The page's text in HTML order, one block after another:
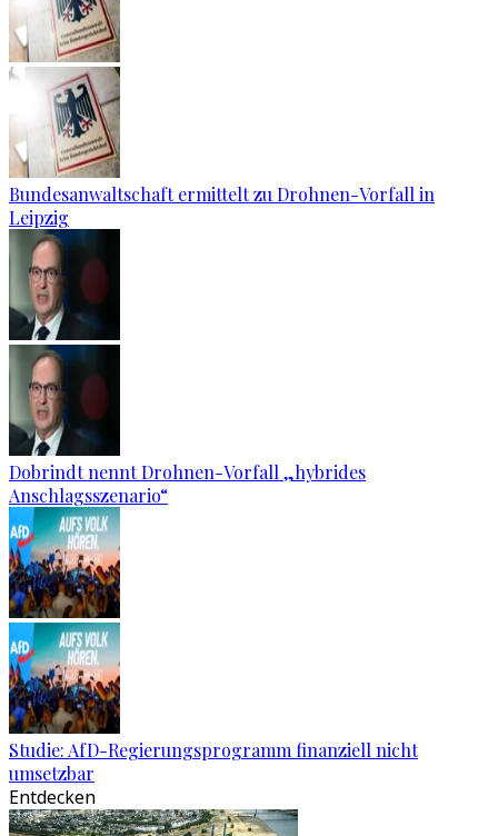
Bundesanwaltschaft ermittelt zu Drohnen-Vorfall in
Leipzig
Dobrindt nennt Drohnen-Vorfall „hybrides
Anschlagsszenario“
Studie: AfD-Regierungsprogramm finanziell nicht
umsetzbar
Entdecken